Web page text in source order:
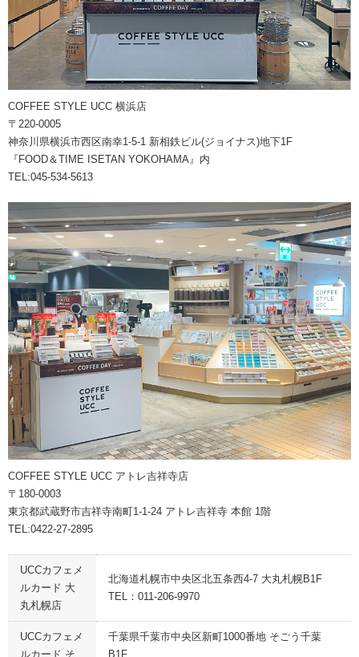
COFFEE STYLE UCC 横浜店
〒220-0005
神奈川県横浜市西区南幸1-5-1 新相鉄ビル(ジョイナス)地下1F
『FOOD＆TIME ISETAN YOKOHAMA』内
TEL:045-534-5613
COFFEE STYLE UCC アトレ吉祥寺店
〒180-0003
東京都武蔵野市吉祥寺南町1-1-24 アトレ吉祥寺 本館 1階
TEL:0422-27-2895
UCCカフェメ
ルカード 大
丸札幌店
北海道札幌市中央区北五条西4-7 大丸札幌B1F
TEL：011-206-9970
UCCカフェメ
ルカード そ
千葉県千葉市中央区新町1000番地 そごう千葉
B1F